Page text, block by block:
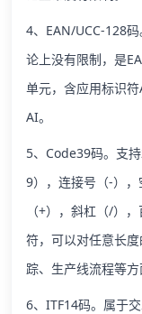
4、EAN/UCC-128
论上没有限制，是
单元，含应用标识
AI。
5、Code39码。支
9），连接号（-）
（+），斜杠（/）
符，可以对任意长
踪、生产线流程等方
6、ITF14码。属于